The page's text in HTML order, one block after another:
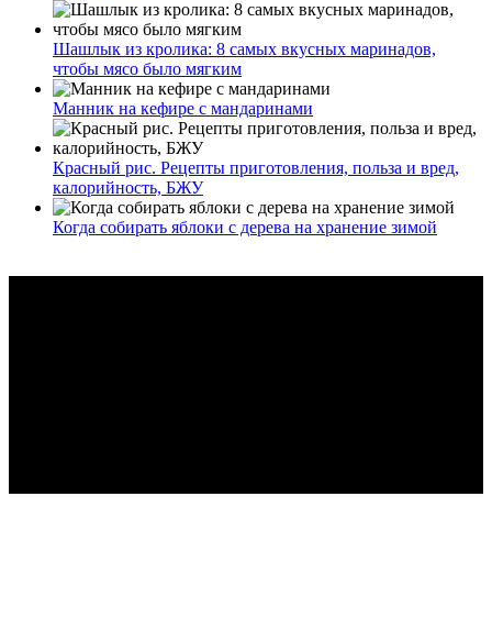
Шашлык из кролика: 8 самых вкусных маринадов,
чтобы мясо было мягким
Манник на кефире с мандаринами
Красный рис. Рецепты приготовления, польза и вред,
калорийность, БЖУ
Когда собирать яблоки с дерева на хранение зимой